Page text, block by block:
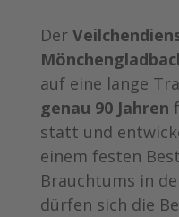
Der
auf eine lange
genau 90 Jahren
statt und
einem festen
Brauchtums in
dürfen sich die